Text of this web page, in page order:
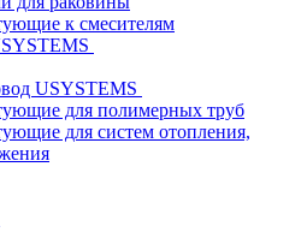
к смесителям
USYSTEMS
для полимерных труб
для систем отопления,